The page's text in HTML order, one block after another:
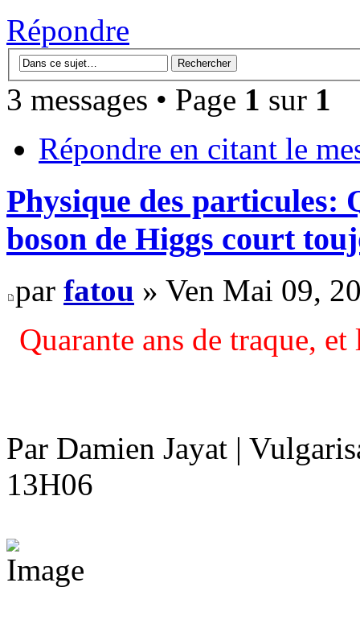
Répondre
3 messages • Page 1 sur 1
Répondre en citant le
Physique des particules:
boson de Higgs court
par fatou » Ven Mai 09,
Quarante ans de traque,
Par Damien Jayat |
13H06